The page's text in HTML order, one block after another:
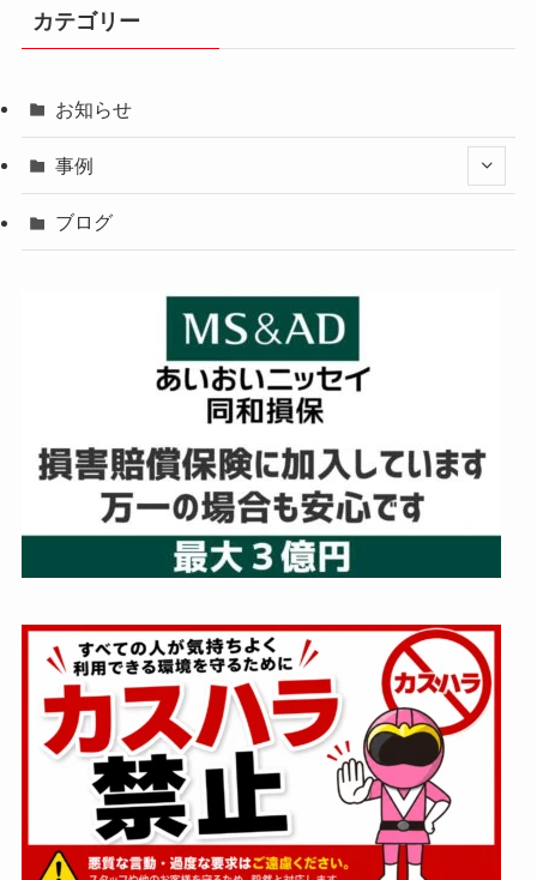
カテゴリー
お知らせ
事例
ブログ